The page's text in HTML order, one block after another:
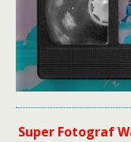
Super Fotograf